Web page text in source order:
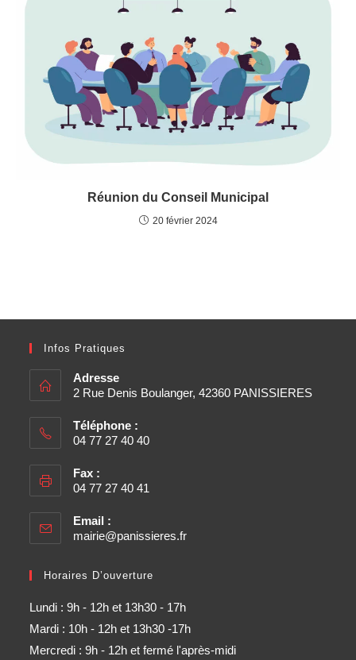
Réunion du Conseil Municipal
20 février 2024
Infos Pratiques
Adresse
2 Rue Denis Boulanger, 42360 PANISSIERES
Téléphone :
04 77 27 40 40
Fax :
04 77 27 40 41
Email :
mairie@panissieres.fr
Horaires D’ouverture
Lundi : 9h - 12h et 13h30 - 17h
Mardi : 10h - 12h et 13h30 -17h
Mercredi : 9h - 12h et fermé l'après-midi